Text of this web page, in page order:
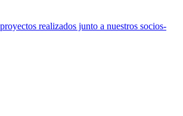
realizados junto a nuestros socios-